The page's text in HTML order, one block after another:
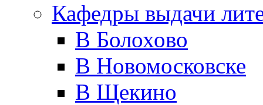
Кафедры выдачи
В Болохово
В Новомосковске
В Щекино